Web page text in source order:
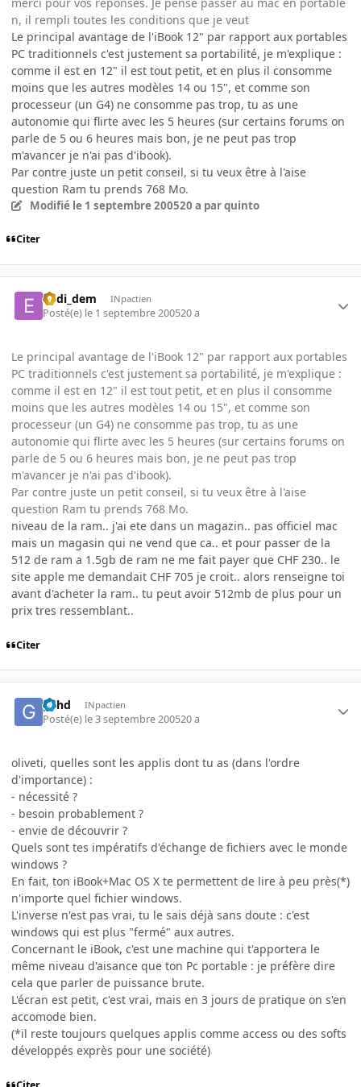
n, il rempli toutes les conditions que je veut
Le principal avantage de l'iBook 12" par rapport aux portables
PC traditionnels c'est justement sa portabilité, je m'explique :
comme il est en 12" il est tout petit, et en plus il consomme
moins que les autres modèles 14 ou 15", et comme son
processeur (un G4) ne consomme pas trop, tu as une
autonomie qui flirte avec les 5 heures (sur certains forums on
parle de 5 ou 6 heures mais bon, je ne peut pas trop
m'avancer je n'ai pas d'ibook).
Par contre juste un petit conseil, si tu veux être à l'aise
question Ram tu prends 768 Mo.
Modifié le 1 septembre 200520 a par quinto
Citer
eddi_dem INpactien
Posté(e) le 1 septembre 200520 a
Le principal avantage de l'iBook 12" par rapport aux portables
PC traditionnels c'est justement sa portabilité, je m'explique :
comme il est en 12" il est tout petit, et en plus il consomme
moins que les autres modèles 14 ou 15", et comme son
processeur (un G4) ne consomme pas trop, tu as une
autonomie qui flirte avec les 5 heures (sur certains forums on
parle de 5 ou 6 heures mais bon, je ne peut pas trop
m'avancer je n'ai pas d'ibook).
Par contre juste un petit conseil, si tu veux être à l'aise
question Ram tu prends 768 Mo.
niveau de la ram.. j'ai ete dans un magazin.. pas officiel mac
mais un magasin qui ne vend que ca.. et pour passer de la
512 de ram a 1.5gb de ram ne me fait payer que CHF 230.. le
site apple me demandait CHF 705 je croit.. alors renseigne toi
avant d'acheter la ram.. tu peut avoir 512mb de plus pour un
prix tres ressemblant..
Citer
g4hd INpactien
Posté(e) le 3 septembre 200520 a
oliveti, quelles sont les applis dont tu as (dans l'ordre
d'importance) :
- nécessité ?
- besoin probablement ?
- envie de découvrir ?
Quels sont tes impératifs d'échange de fichiers avec le monde
windows ?
En fait, ton iBook+Mac OS X te permettent de lire à peu près(*)
n'importe quel fichier windows.
L'inverse n'est pas vrai, tu le sais déjà sans doute : c'est
windows qui est plus "fermé" aux autres.
Concernant le iBook, c'est une machine qui t'apportera le
même niveau d'aisance que ton Pc portable : je préfère dire
cela que parler de puissance brute.
L'écran est petit, c'est vrai, mais en 3 jours de pratique on s'en
accomode bien.
(*il reste toujours quelques applis comme access ou des softs
développés exprès pour une société)